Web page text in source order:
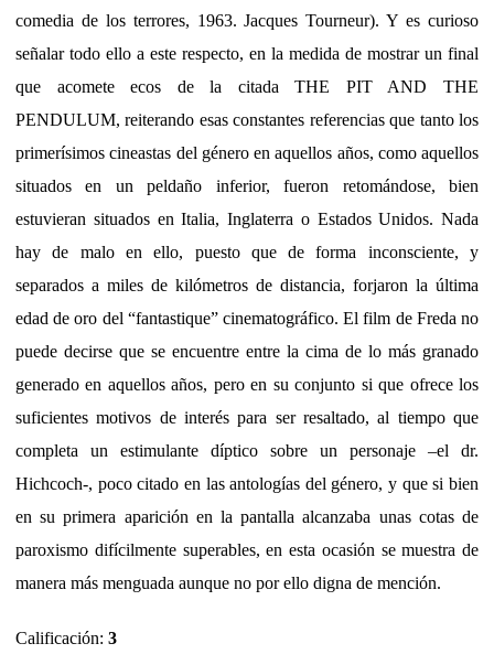
comedia de los terrores, 1963. Jacques Tourneur). Y es curioso
señalar todo ello a este respecto, en la medida de mostrar un final
que acomete ecos de la citada THE PIT AND THE
PENDULUM, reiterando esas constantes referencias que tanto los
primerísimos cineastas del género en aquellos años, como aquellos
situados en un peldaño inferior, fueron retomándose, bien
estuvieran situados en Italia, Inglaterra o Estados Unidos. Nada
hay de malo en ello, puesto que de forma inconsciente, y
separados a miles de kilómetros de distancia, forjaron la última
edad de oro del “fantastique” cinematográfico. El film de Freda no
puede decirse que se encuentre entre la cima de lo más granado
generado en aquellos años, pero en su conjunto si que ofrece los
suficientes motivos de interés para ser resaltado, al tiempo que
completa un estimulante díptico sobre un personaje –el dr.
Hichcoch-, poco citado en las antologías del género, y que si bien
en su primera aparición en la pantalla alcanzaba unas cotas de
paroxismo difícilmente superables, en esta ocasión se muestra de
manera más menguada aunque no por ello digna de mención.
Calificación: 3